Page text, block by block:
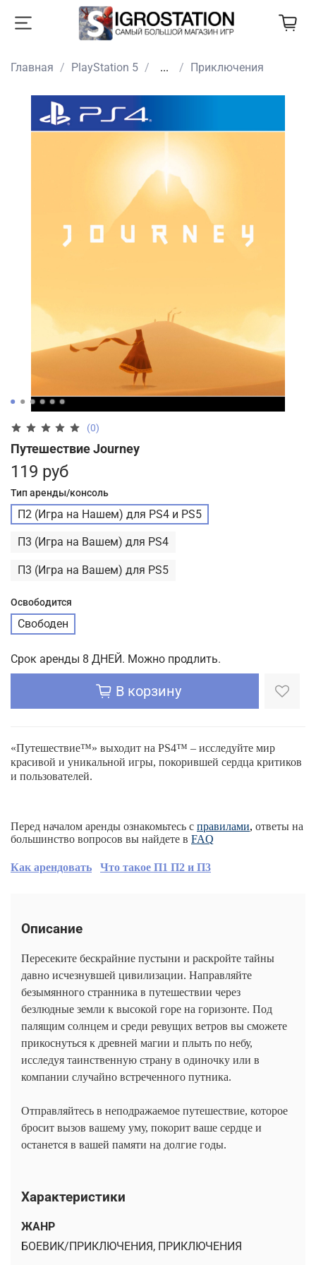
Главная PlayStation 5 ... Приключения
(0)
Путешествие Journey
119 руб
Тип аренды/консоль
П2 (Игра на Нашем) для PS4 и PS5
П3 (Игра на Вашем) для PS4
П3 (Игра на Вашем) для PS5
Освободится
Свободен
Срок аренды 8 ДНЕЙ. Можно продлить.
В корзину
«Путешествие™» выходит на PS4™ – исследуйте мир
красивой и уникальной игры, покорившей сердца критиков
и пользователей.
Перед началом аренды ознакомьтесь с правилами, ответы на
большинство вопросов вы найдете в FAQ
Как арендовать Что такое П1 П2 и П3
Описание
Пересеките бескрайние пустыни и раскройте тайны
давно исчезнувшей цивилизации. Направляйте
безымянного странника в путешествии через
безлюдные земли к высокой горе на горизонте. Под
палящим солнцем и среди ревущих ветров вы сможете
прикоснуться к древней магии и плыть по небу,
исследуя таинственную страну в одиночку или в
компании случайно встреченного путника.
Отправляйтесь в неподражаемое путешествие, которое
бросит вызов вашему уму, покорит ваше сердце и
останется в вашей памяти на долгие годы.
Характеристики
ЖАНР
БОЕВИК/ПРИКЛЮЧЕНИЯ, ПРИКЛЮЧЕНИЯ